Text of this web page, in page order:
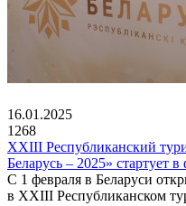
16.01.2025
1268
XXIII Республиканский
Беларусь – 2025» стартует в
С 1 февраля в Беларуси
в XXIII Республиканском